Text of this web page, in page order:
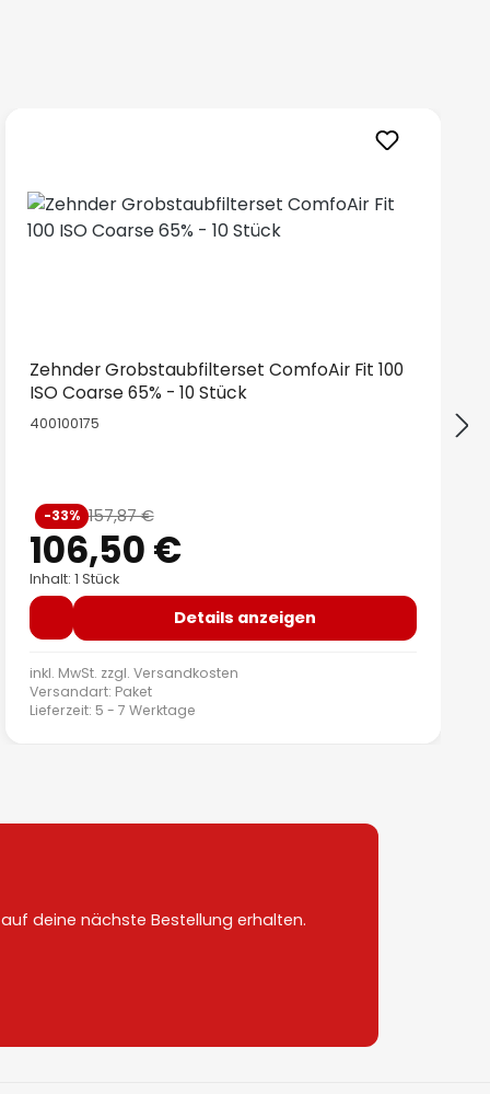
Zehnder Grobstaubfilterset ComfoAir Fit 100
ISO Coarse 65% - 10 Stück
400100175
Verkaufspreis:
106,50 €
Regulärer Preis:
157,87 €
-33%
Inhalt: 1 Stück
Details anzeigen
inkl. MwSt. zzgl. Versandkosten
Versandart: Paket
Lieferzeit: 5 - 7 Werktage
deine nächste Bestellung erhalten.